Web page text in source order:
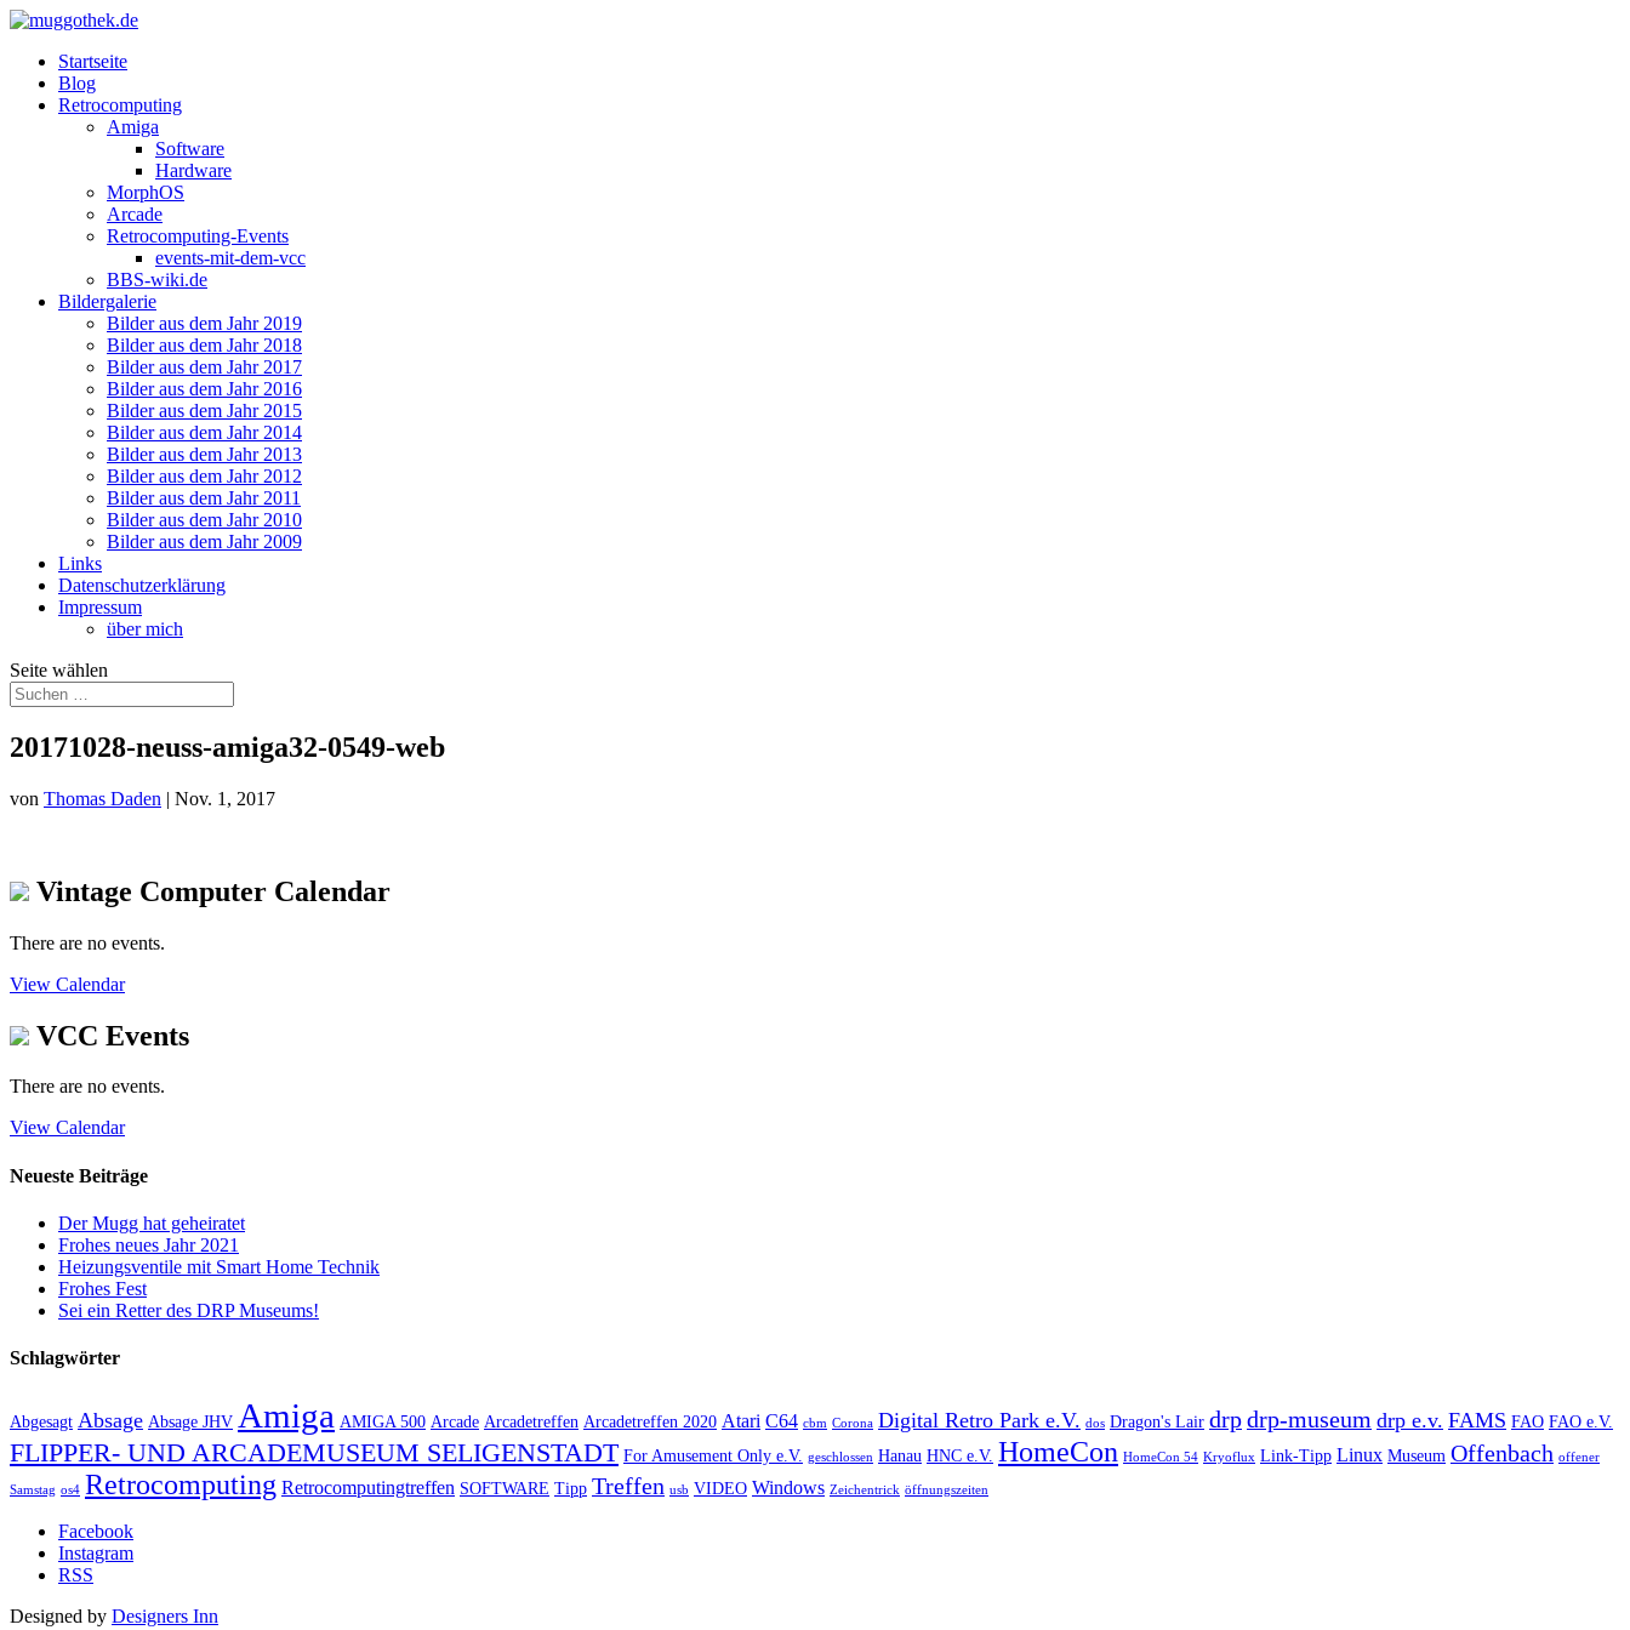
Startseite
Blog
Retrocomputing
Amiga
Software
Hardware
MorphOS
Arcade
Retrocomputing-Events
events-mit-dem-vcc
BBS-wiki.de
Bildergalerie
Bilder aus dem Jahr 2019
Bilder aus dem Jahr 2018
Bilder aus dem Jahr 2017
Bilder aus dem Jahr 2016
Bilder aus dem Jahr 2015
Bilder aus dem Jahr 2014
Bilder aus dem Jahr 2013
Bilder aus dem Jahr 2012
Bilder aus dem Jahr 2011
Bilder aus dem Jahr 2010
Bilder aus dem Jahr 2009
Links
Datenschutzerklärung
Impressum
über mich
Seite wählen
20171028-neuss-amiga32-0549-web
von Thomas Daden | Nov. 1, 2017
Vintage Computer Calendar
There are no events.
View Calendar
VCC Events
There are no events.
View Calendar
Neueste Beiträge
Der Mugg hat geheiratet
Frohes neues Jahr 2021
Heizungsventile mit Smart Home Technik
Frohes Fest
Sei ein Retter des DRP Museums!
Schlagwörter
Abgesagt Absage Absage JHV Amiga AMIGA 500 Arcade Arcadetreffen Arcadetreffen 2020 Atari C64 cbm Corona Digital Retro Park e.V. dos Dragon's Lair drpdrp-museum drp e.v. FAMS FAO FAO e.V.
FLIPPER- UND ARCADEMUSEUM SELIGENSTADT For Amusement Only e.V. geschlossen Hanau HNC e.V. HomeCon HomeCon 54 Kryoflux Link-Tipp Linux Museum Offenbach offener
Samstag os4 Retrocomputing Retrocomputingtreffen SOFTWARE Tipp Treffen usb VIDEO Windows Zeichentrick öffnungszeiten
Facebook
Instagram
RSS
Designed by Designers Inn